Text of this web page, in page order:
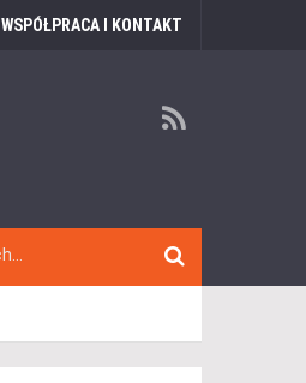
WSPÓŁPRACA I KONTAKT